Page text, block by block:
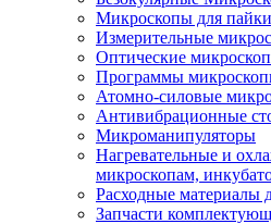
Микроскопы для
Измерительные
Оптические
Программы
Атомно-силовые
Антивибрационные
Микроманипуляторы
Нагревательные и
микроскопам,
Расходные материалы
Запчасти